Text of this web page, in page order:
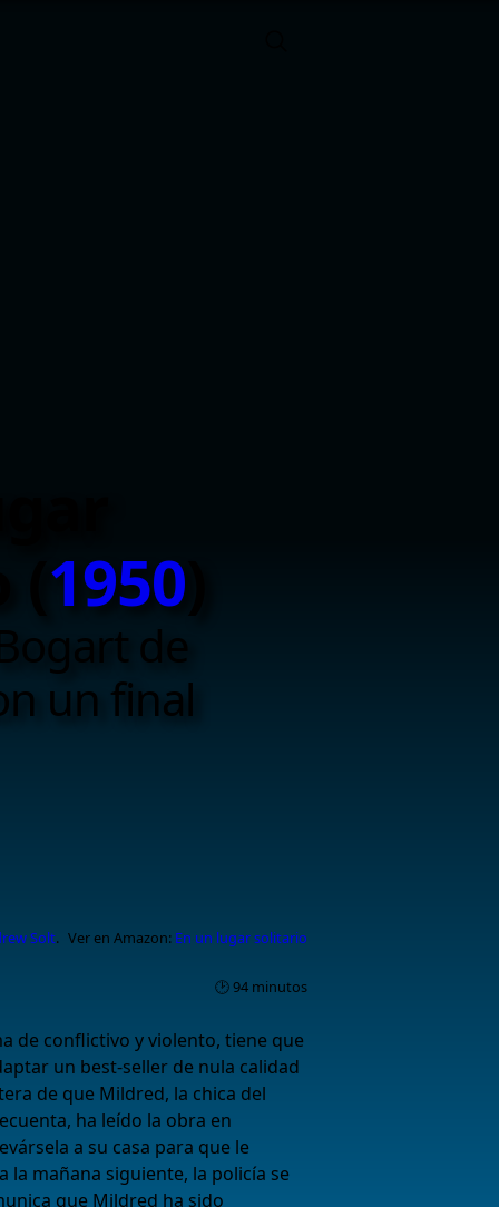
1950
de
un final
Solt. Ver en Amazon: En un lugar solitario
🕑 94 minutos
de conflictivo y violento, tiene que
un best-seller de nula calidad
de que Mildred, la chica del
ha leído la obra en
a su casa para que le
la mañana siguiente, la policía se
que Mildred ha sido